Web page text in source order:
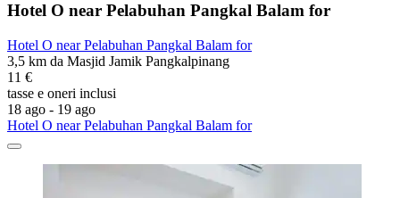
Hotel O near Pelabuhan Pangkal Balam for
Hotel O near Pelabuhan Pangkal Balam for
3,5 km da Masjid Jamik Pangkalpinang
11 €
tasse e oneri inclusi
18 ago - 19 ago
Hotel O near Pelabuhan Pangkal Balam for